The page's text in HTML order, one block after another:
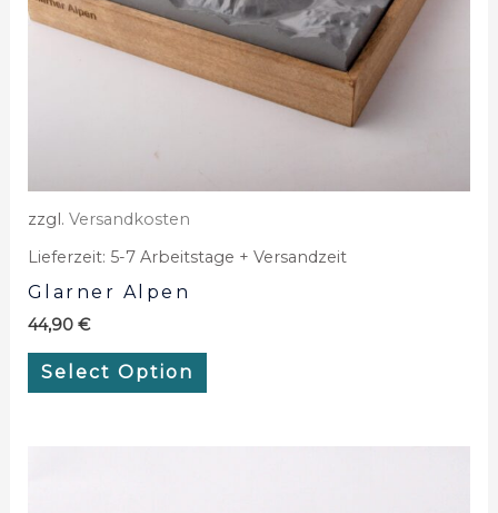
zzgl. Versandkosten
Lieferzeit: 5-7 Arbeitstage + Versandzeit
Glarner Alpen
44,90 €
Select Option